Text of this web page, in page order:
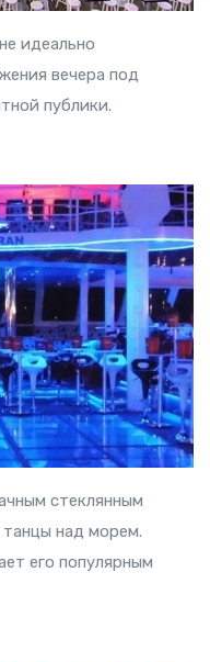
идеально
вечера под
публики.
стеклянным
над морем.
его популярным